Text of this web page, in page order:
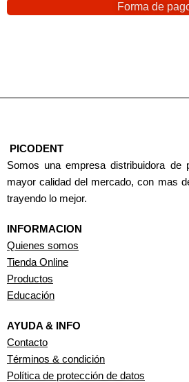
Forma de
PICODENT
Somos una empresa distribuidora de
mayor calidad del mercado, con mas
trayendo lo mejor.
INFORMACION
Quienes somos
Tienda Online
Productos
Educación
AYUDA & INFO
Contacto
Términos & condición
Política de protección de datos